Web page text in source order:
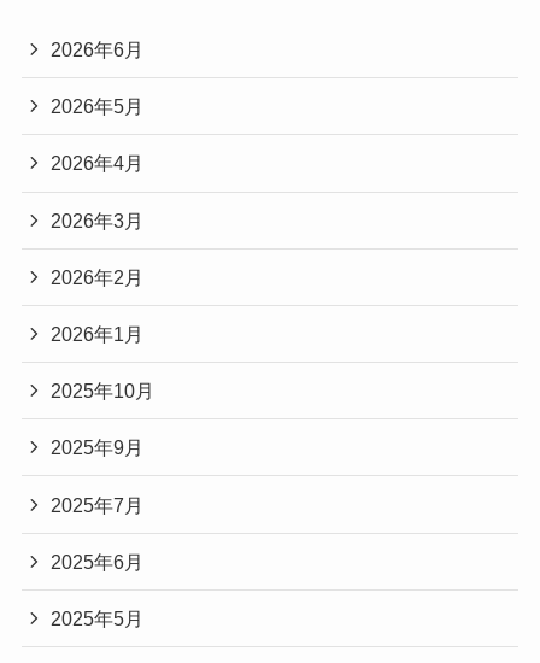
2026年6月
2026年5月
2026年4月
2026年3月
2026年2月
2026年1月
2025年10月
2025年9月
2025年7月
2025年6月
2025年5月